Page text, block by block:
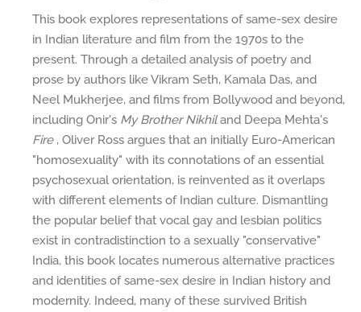
This book explores representations of same-sex desire
in Indian literature and film from the 1970s to the
present. Through a detailed analysis of poetry and
prose by authors like Vikram Seth, Kamala Das, and
Neel Mukherjee, and films from Bollywood and beyond,
including Onir's My Brother Nikhiland Deepa Mehta's
Fire, Oliver Ross argues that an initially Euro-American
"homosexuality" with its connotations of an essential
psychosexual orientation, is reinvented as it overlaps
with different elements of Indian culture. Dismantling
the popular belief that vocal gay and lesbian politics
exist in contradistinction to a sexually "conservative"
India, this book locates numerous alternative practices
and identities of same-sex desire in Indian history and
modernity. Indeed, many of these survived British